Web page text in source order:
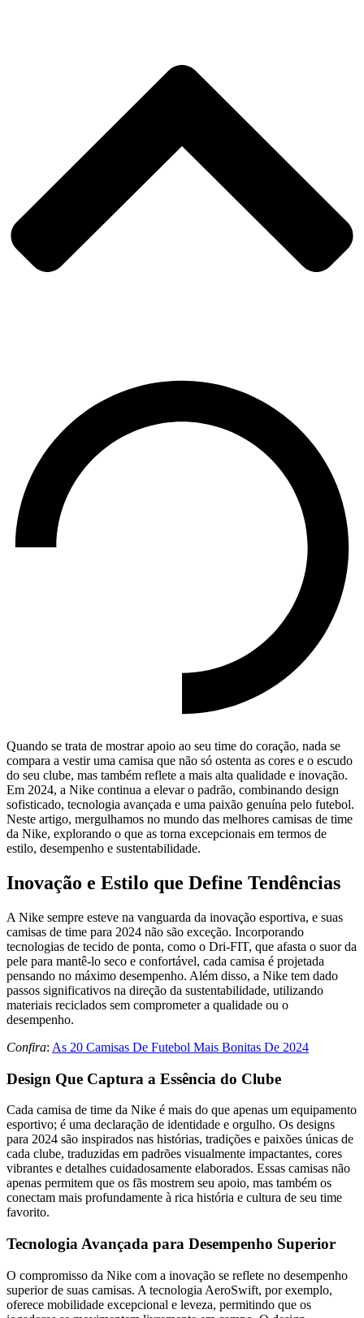
Quando se trata de mostrar apoio ao seu time do coração, nada se
compara a vestir uma camisa que não só ostenta as cores e o escudo
do seu clube, mas também reflete a mais alta qualidade e inovação.
Em 2024, a Nike continua a elevar o padrão, combinando design
sofisticado, tecnologia avançada e uma paixão genuína pelo futebol.
Neste artigo, mergulhamos no mundo das melhores camisas de time
da Nike, explorando o que as torna excepcionais em termos de
estilo, desempenho e sustentabilidade.
Inovação e Estilo que Define Tendências
A Nike sempre esteve na vanguarda da inovação esportiva, e suas
camisas de time para 2024 não são exceção. Incorporando
tecnologias de tecido de ponta, como o Dri-FIT, que afasta o suor da
pele para mantê-lo seco e confortável, cada camisa é projetada
pensando no máximo desempenho. Além disso, a Nike tem dado
passos significativos na direção da sustentabilidade, utilizando
materiais reciclados sem comprometer a qualidade ou o
desempenho.
Confira: As 20 Camisas De Futebol Mais Bonitas De 2024
Design Que Captura a Essência do Clube
Cada camisa de time da Nike é mais do que apenas um equipamento
esportivo; é uma declaração de identidade e orgulho. Os designs
para 2024 são inspirados nas histórias, tradições e paixões únicas de
cada clube, traduzidas em padrões visualmente impactantes, cores
vibrantes e detalhes cuidadosamente elaborados. Essas camisas não
apenas permitem que os fãs mostrem seu apoio, mas também os
conectam mais profundamente à rica história e cultura de seu time
favorito.
Tecnologia Avançada para Desempenho Superior
O compromisso da Nike com a inovação se reflete no desempenho
superior de suas camisas. A tecnologia AeroSwift, por exemplo,
oferece mobilidade excepcional e leveza, permitindo que os